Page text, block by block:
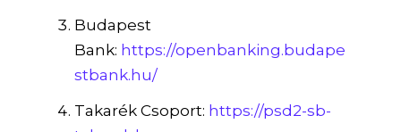
Budapest
Bank: https://openbanking.budape
stbank.hu/
Takarék Csoport: https://psd2-sb-